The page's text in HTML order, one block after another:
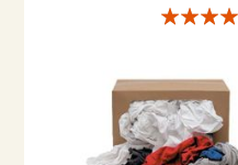
Évaluation: